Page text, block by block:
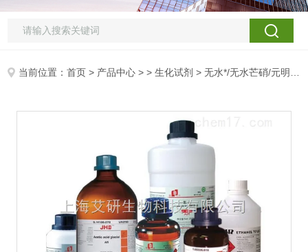
当前位置：首页 > 产品中心 > >生化试剂 > 无水*/无水芒硝/元明粉/85硝/盐饼/硬脂钠/Sodium sulfate anhydrous